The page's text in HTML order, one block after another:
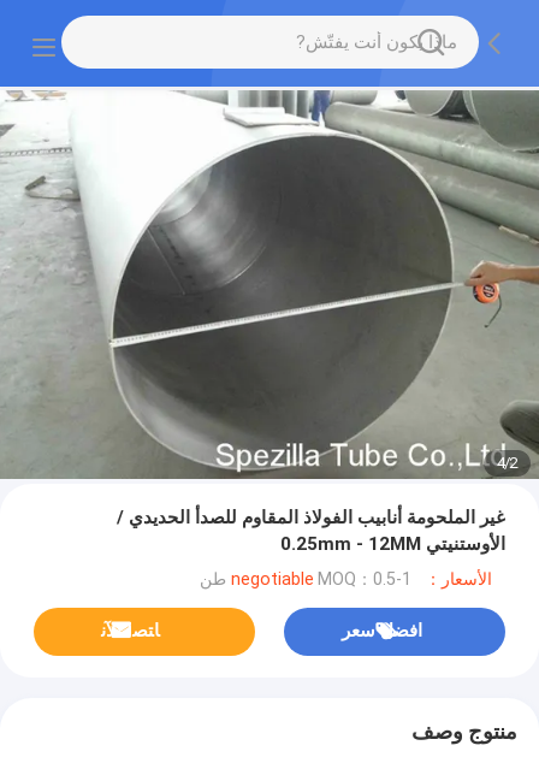
2
/
4
غير الملحومة أنابيب الفولاذ المقاوم للصدأ الحديدي /
الأوستنيتي 0.25mm - 12MM
الأسعار：negotiable MOQ：0.5-1 طن
افضل سعر ﺎﺘﺼﻟ ﺍﻶﻧ
منتوج وصف